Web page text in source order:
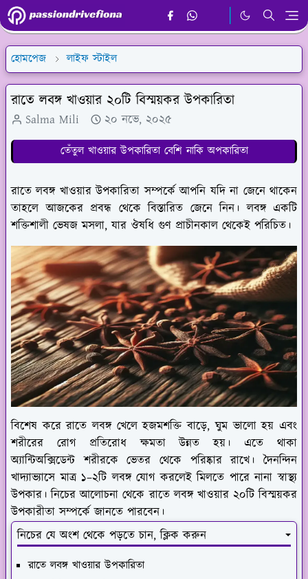
হোমপেজ লাইফ স্টাইল
রাতে লবঙ্গ খাওয়ার ২০টি বিস্ময়কর উপকারিতা
Salma Mili ২০ নভে, ২০২৫
তেঁতুল খাওয়ার উপকারিতা বেশি নাকি অপকারিতা
রাতে লবঙ্গ খাওয়ার উপকারিতা সম্পর্কে আপনি যদি না জেনে থাকেন
তাহলে আজকের প্রবন্ধ থেকে বিস্তারিত জেনে নিন। লবঙ্গ একটি
শক্তিশালী ভেষজ মসলা, যার ঔষধি গুণ প্রাচীনকাল থেকেই পরিচিত।
বিশেষ করে রাতে লবঙ্গ খেলে হজমশক্তি বাড়ে, ঘুম ভালো হয় এবং
শরীরের রোগ প্রতিরোধ ক্ষমতা উন্নত হয়। এতে থাকা
অ্যান্টিঅক্সিডেন্ট শরীরকে ভেতর থেকে পরিষ্কার রাখে। দৈনন্দিন
খাদ্যাভ্যাসে মাত্র ১–২টি লবঙ্গ যোগ করলেই মিলতে পারে নানা স্বাস্থ্য
উপকার। নিচের আলোচনা থেকে রাতে লবঙ্গ খাওয়ার ২০টি বিস্ময়কর
উপকারীতা সম্পর্কে জানতে পারবেন।
নিচের যে অংশ থেকে পড়তে চান, ক্লিক করুন
রাতে লবঙ্গ খাওয়ার উপকারিতা